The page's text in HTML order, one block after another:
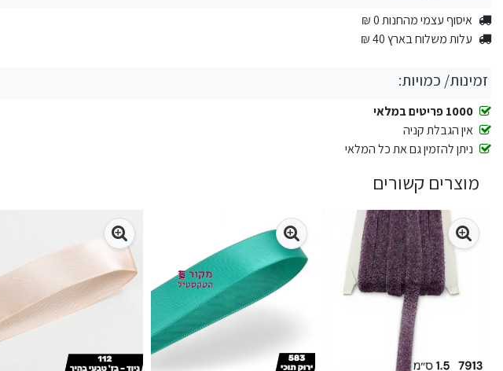
איסוף עצמי מהחנות 0 ₪
עלות משלוח בארץ 40 ₪
זמינות/ כמויות:
1000 פריטים במלאי
אין הגבלת קניה
ניתן להזמין גם את כל המלאי
מוצרים קשורים